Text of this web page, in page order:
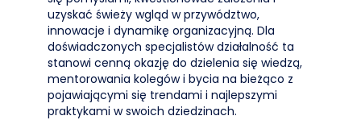
uzyskać świeży wgląd w przywództwo,
innowacje i dynamikę organizacyjną. Dla
doświadczonych specjalistów działalność ta
stanowi cenną okazję do dzielenia się wiedzą,
mentorowania kolegów i bycia na bieżąco z
pojawiającymi się trendami i najlepszymi
praktykami w swoich dziedzinach.